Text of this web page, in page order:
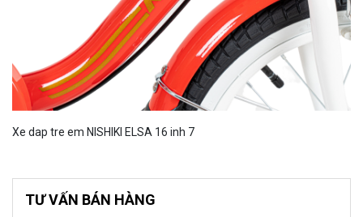
Xe dap tre em NISHIKI ELSA 16 inh 7
TƯ VẤN BÁN HÀNG